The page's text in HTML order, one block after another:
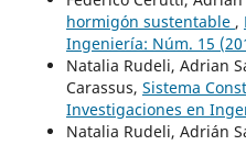
hormigón sustentable ,
Ingeniería: Núm. 15
Natalia Rudeli, Adrian
Carassus, Sistema
Investigaciones en
Natalia Rudeli, Adrián